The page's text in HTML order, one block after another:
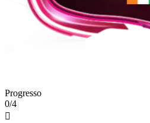
Progresso
0/4
